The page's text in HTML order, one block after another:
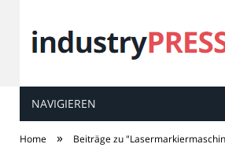
industry
NAVIGIEREN
Home » Beiträge zu